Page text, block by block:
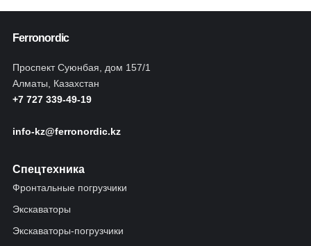
Ferronordic
Проспект Суюнбая, дом 157/1
Алматы, Казахстан
+7 727 339-49-19
info-kz@ferronordic.kz
Спецтехника
Фронтальные погрузчики
Экскаваторы
Экскаваторы-погрузчики